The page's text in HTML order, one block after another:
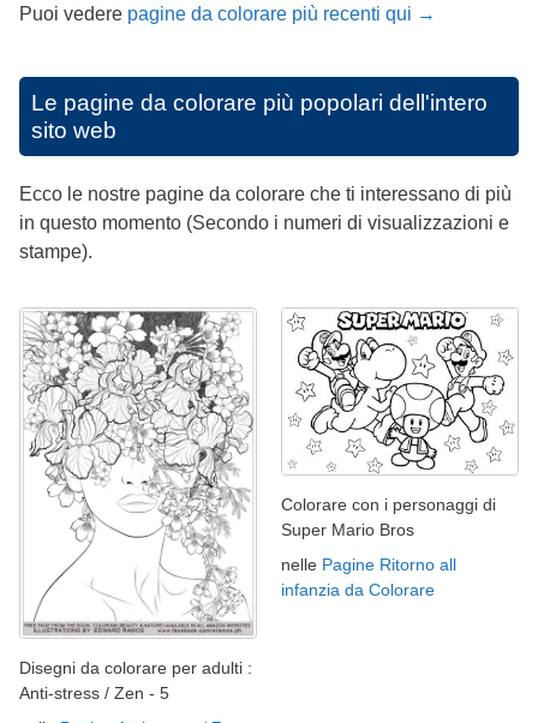
Puoi vedere pagine da colorare più recenti qui →
Le pagine da colorare più popolari dell'intero
sito web
Ecco le nostre pagine da colorare che ti interessano di più
in questo momento (Secondo i numeri di visualizzazioni e
stampe).
Disegni da colorare per adulti :
Anti-stress / Zen - 5
Colorare con i personaggi di
Super Mario Bros
nelle Pagine Ritorno all
infanzia da Colorare